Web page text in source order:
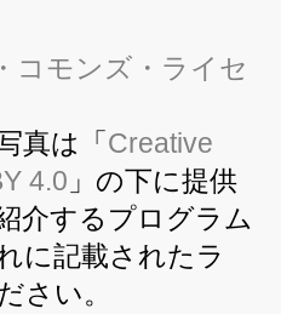
真は「Creative
4.0 」の下に提供
介するプログラム
に記載されたラ
さい。